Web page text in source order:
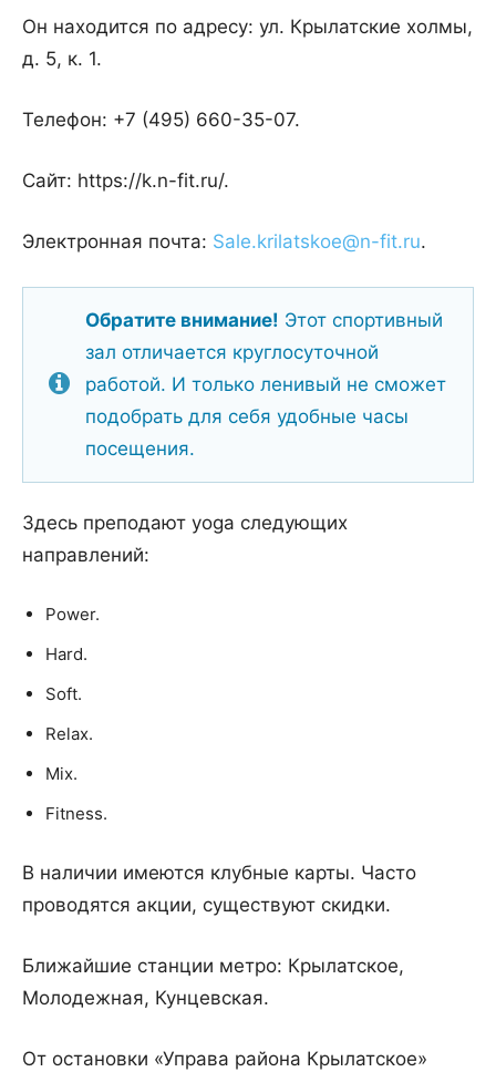
Он находится по адресу: ул. Крылатские холмы,
д. 5, к. 1.
Телефон: +7 (495) 660-35-07.
Сайт: https://k.n-fit.ru/.
Электронная почта: Sale.krilatskoe@n-fit.ru.
Обратите внимание! Этот спортивный
зал отличается круглосуточной
работой. И только ленивый не сможет
подобрать для себя удобные часы
посещения.
Здесь преподают yoga следующих
направлений:
Power.
Hard.
Soft.
Relax.
Mix.
Fitness.
В наличии имеются клубные карты. Часто
проводятся акции, существуют скидки.
Ближайшие станции метро: Крылатское,
Молодежная, Кунцевская.
От остановки «Управа района Крылатское»